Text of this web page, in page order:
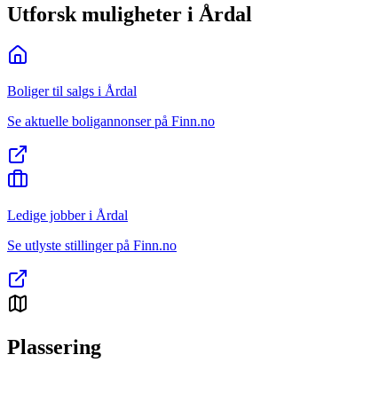
Utforsk muligheter i Årdal
Boliger til salgs i Årdal
Se aktuelle boligannonser på Finn.no
Ledige jobber i Årdal
Se utlyste stillinger på Finn.no
Plassering